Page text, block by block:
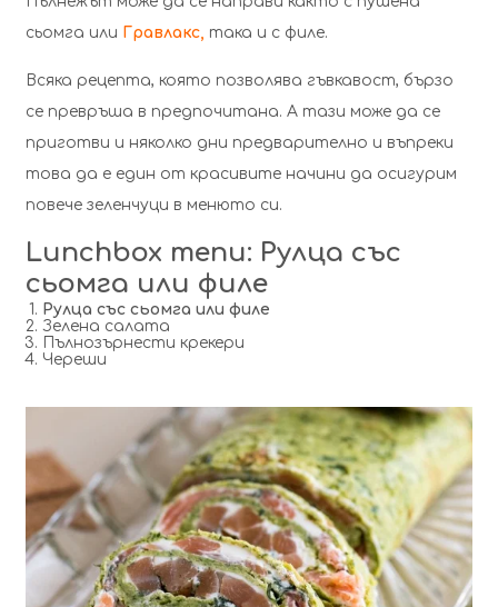
сьомга или Гравлакс, така и с филе.
Всяка рецепта, която позволява гъвкавост, бързо
се превръша в предпочитана. А тази може да се
приготви и няколко дни предварително и въпреки
това да е един от красивите начини да осигурим
повече зеленчуци в менюто си.
Lunchbox menu: Рулца със
сьомга или филе
Рулца със сьомга или филе
Зелена салата
Пълнозърнести крекери
Череши